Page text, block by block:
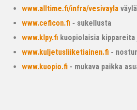
www.alltime.fi/infra/vesivayla
www.ceficon.fi - sukellusta
www.klpy.fi kuopiolaisia
www.kuljetusliiketiainen.fi -
www.kuopio.fi - mukava paikka